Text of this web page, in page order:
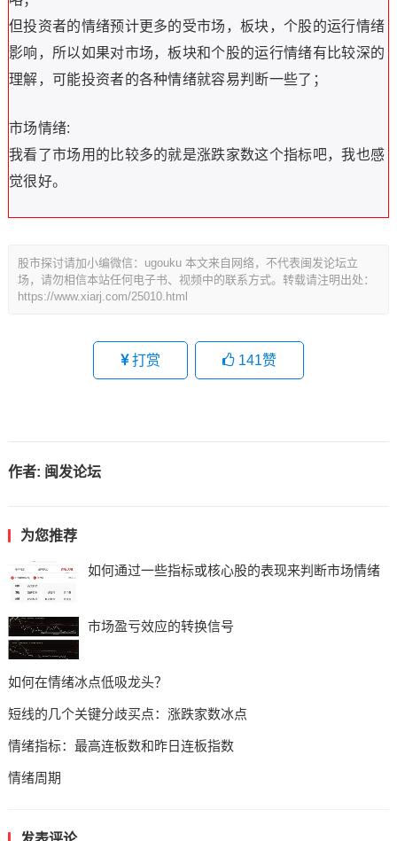
但投资者的情绪预计更多的受市场，板块，个股的运行情绪
影响，所以如果对市场，板块和个股的运行情绪有比较深的
理解，可能投资者的各种情绪就容易判断一些了；
市场情绪:
我看了市场用的比较多的就是涨跌家数这个指标吧，我也感
觉很好。
股市探讨请加小编微信：ugouku 本文来自网络，不代表闽发论坛立
场，请勿相信本站任何电子书、视频中的联系方式。转载请注明出处：
https://www.xiarj.com/25010.html
打赏 141赞
作者: 闽发论坛
为您推荐
如何通过一些指标或核心股的表现来判断市场情绪
市场盈亏效应的转换信号
如何在情绪冰点低吸龙头？
短线的几个关键分歧买点：涨跌家数冰点
情绪指标：最高连板数和昨日连板指数
情绪周期